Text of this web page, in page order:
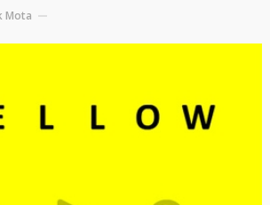
Mota